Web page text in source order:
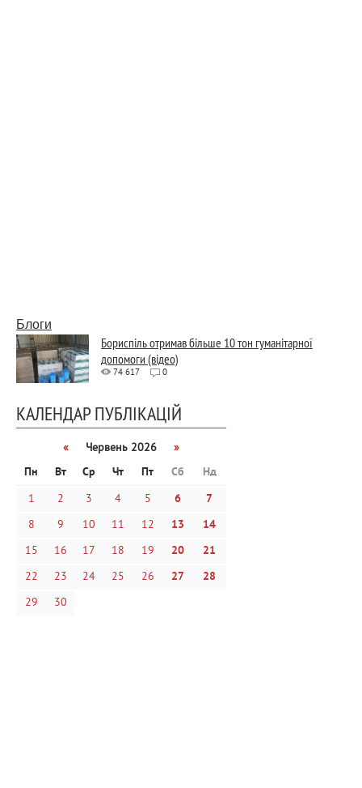
Блоги
Бориспіль отримав більше 10 тон гуманітарної
допомоги (відео)
74 617 0
КАЛЕНДАР ПУБЛІКАЦІЙ
« Червень 2026
»
Пн
Вт Ср Чт Пт Сб
Нд
1
2 3 4 5 6
7
8
9 10 11 12 13
14
15
16 17 18 19 20
21
22
23 24 25 26 27
28
29
30